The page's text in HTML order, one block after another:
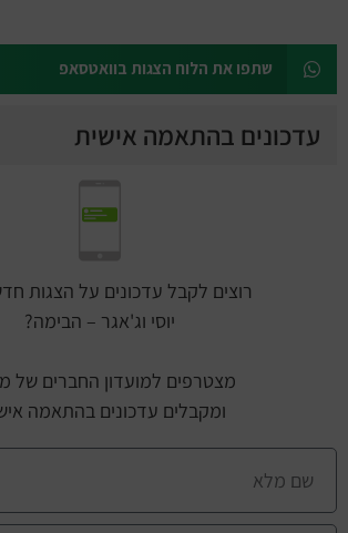
שתפו את הלוח הצגות בוואטסאפ
עדכונים בהתאמה אישית
רוצים לקבל עדכונים על הצגות
יוסי וג'אגר – הבימה?
מצטרפים למועדון החברים של
ומקבלים עדכונים בהתאמה